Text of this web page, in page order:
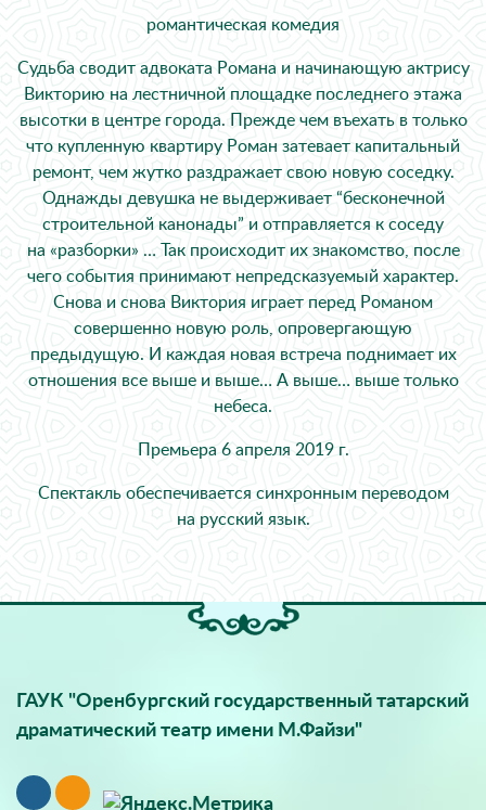
романтическая комедия
Судьба сводит адвоката Романа и начинающую актрису
Викторию на лестничной площадке последнего этажа
высотки в центре города. Прежде чем въехать в только
что купленную квартиру Роман затевает капитальный
ремонт, чем жутко раздражает свою новую соседку.
Однажды девушка не выдерживает “бесконечной
строительной канонады” и отправляется к соседу
на «разборки» … Так происходит их знакомство, после
чего события принимают непредсказуемый характер.
Снова и снова Виктория играет перед Романом
совершенно новую роль, опровергающую
предыдущую. И каждая новая встреча поднимает их
отношения все выше и выше… А выше… выше только
небеса.
Премьера 6 апреля 2019 г.
Спектакль обеспечивается синхронным переводом
на русский язык.
ГАУК "Оренбургский государственный татарский
драматический театр имени М.Файзи"